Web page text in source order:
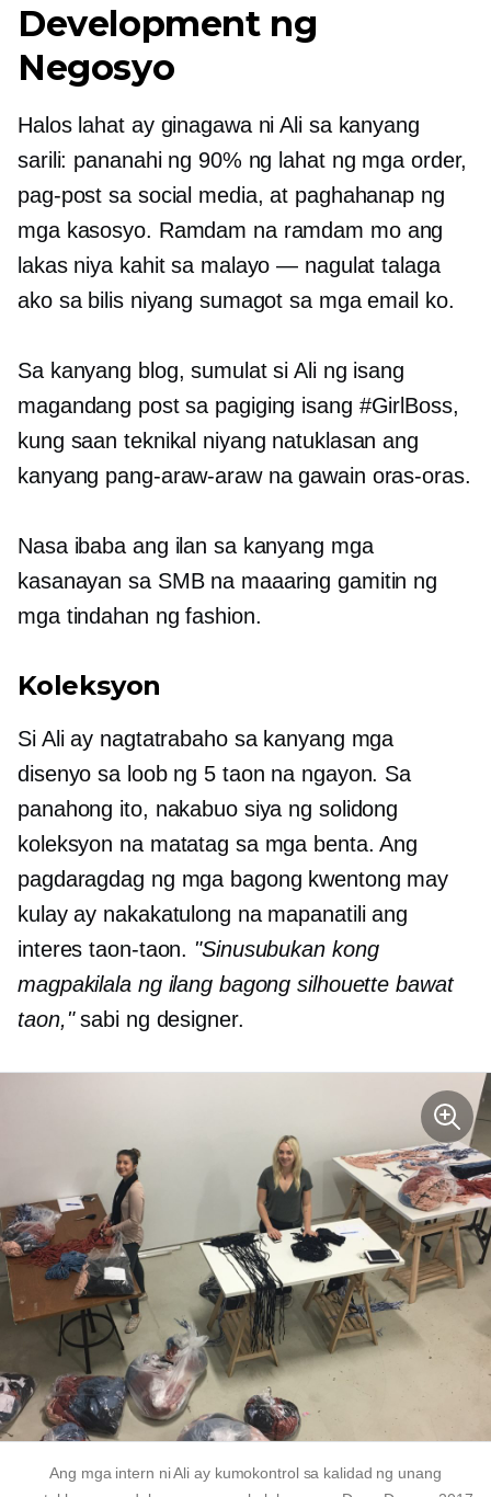
Development ng
Negosyo
Halos lahat ay ginagawa ni Ali sa kanyang
sarili: pananahi ng 90% ng lahat ng mga order,
pag-post sa social media, at paghahanap ng
mga kasosyo. Ramdam na ramdam mo ang
lakas niya kahit sa malayo — nagulat talaga
ako sa bilis niyang sumagot sa mga email ko.
Sa kanyang blog, sumulat si Ali ng isang
magandang post sa pagiging isang #GirlBoss,
kung saan teknikal niyang natuklasan ang
kanyang pang-araw-araw na gawain oras-oras.
Nasa ibaba ang ilan sa kanyang mga
kasanayan sa SMB na maaaring gamitin ng
mga tindahan ng fashion.
Koleksyon
Si Ali ay nagtatrabaho sa kanyang mga
disenyo sa loob ng 5 taon na ngayon. Sa
panahong ito, nakabuo siya ng solidong
koleksyon na matatag sa mga benta. Ang
pagdaragdag ng mga bagong kwentong may
kulay ay nakakatulong na mapanatili ang
interes taon-taon. "Sinusubukan kong
magpakilala ng ilang bagong silhouette bawat
taon,"sabi ng designer.
Ang mga intern ni Ali ay kumokontrol sa kalidad ng unang